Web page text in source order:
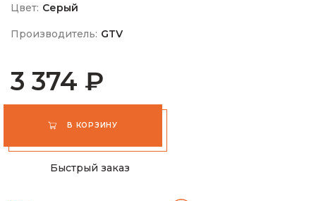
Цвет: Серый
Производитель: GTV
3 374 ₽
В КОРЗИНУ
Быстрый заказ